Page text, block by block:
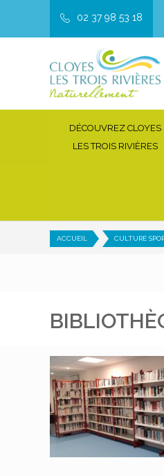
02 37 98 53 18
DÉCOUVREZ CLOYES
LES TROIS RIVIÈRES
ACCUEIL CULTURE